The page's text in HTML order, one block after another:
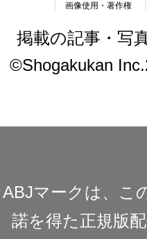
画像使用・著作権
掲載の記事・写
©Shogakukan
ABJマークは、こ
諾を得た正規版